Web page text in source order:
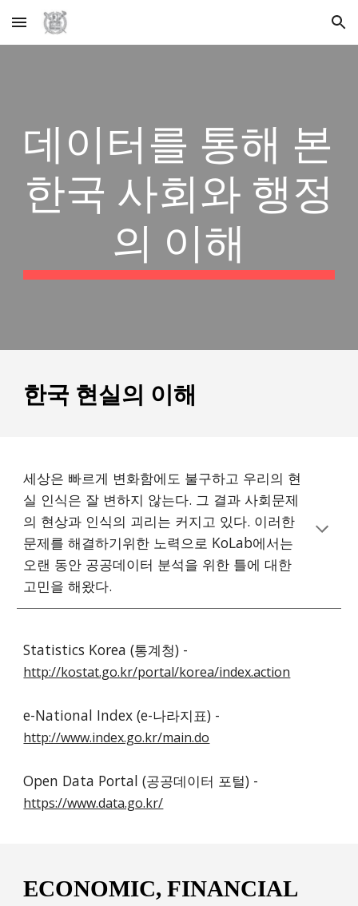
Skip to main content Skip to navigation
데이터를 통해 본
한국 사회와 행정
의 이해
한국 현실의 이해
세상은 빠르게 변화함에도 불구하고 우리의 현
실 인식은 잘 변하지 않는다. 그 결과 사회문제
의 현상과 인식의 괴리는 커지고 있다. 이러한
문제를 해결하기위한 노력으로 KoLab에서는
오랜 동안 공공데이터 분석을 위한 틀에 대한
고민을 해왔다.
http://kostat.go.kr/portal/korea/index.action
http://www.index.go.kr/main.do
https://www.data.go.kr/
ECONOMIC, FINANCIAL